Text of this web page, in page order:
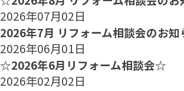
2026年07月02日
2026年7月 リフォーム相談会のお知
2026年06月01日
☆2026年6月リフォーム相談会☆
2026年02月02日